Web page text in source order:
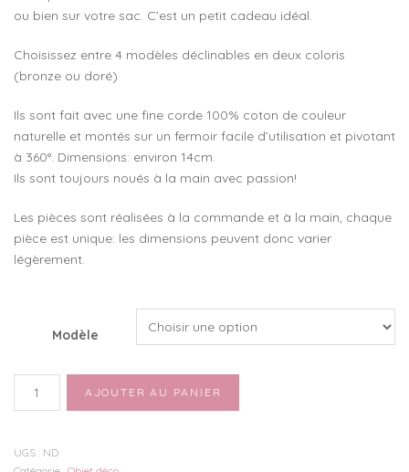
ou bien sur votre sac. C’est un petit cadeau idéal.
Choisissez entre 4 modèles déclinables en deux coloris
(bronze ou doré)
Ils sont fait avec une fine corde 100% coton de couleur
naturelle et montés sur un fermoir facile d’utilisation et pivotant
à 360°. Dimensions: environ 14cm.
Ils sont toujours noués à la main avec passion!
Les pièces sont réalisées à la commande et à la main, chaque
pièce est unique: les dimensions peuvent donc varier
légèrement.
Modèle
clés
en
AJOUTER AU PANIER
UGS : ND